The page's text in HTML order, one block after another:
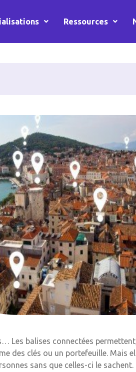
Ressources
Les balises connectées
des clés ou un portefeuille. Mais
sans que celles-ci le